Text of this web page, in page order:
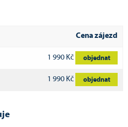
Cena zájezd
1 990 Kč objednat
1 990 Kč objednat